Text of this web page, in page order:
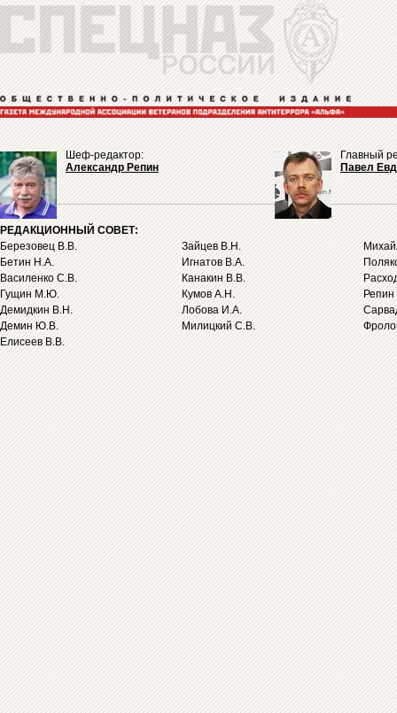
Шеф-редактор:
Александр Репин
Главный
Павел
РЕДАКЦИОННЫЙ СОВЕТ:
Березовец В.В.
Бетин Н.А.
Василенко С.В.
Гущин М.Ю.
Демидкин В.Н.
Демин Ю.В.
Елисеев В.В.
Зайцев В.Н.
Игнатов В.А.
Канакин В.В.
Кумов А.Н.
Лобова И.А.
Милицкий С.В.
Репин